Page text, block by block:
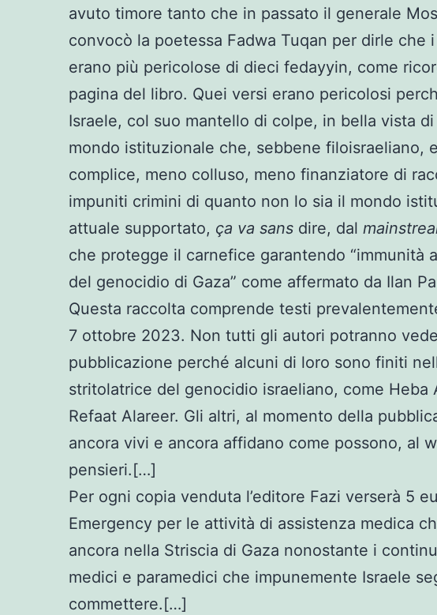
avuto timore tanto che in passato il generale
convocò la poetessa Fadwa Tuqan per dirle che
erano più pericolose di dieci fedayyin, come
pagina del libro. Quei versi erano pericolosi
Israele, col suo mantello di colpe, in bella vista
mondo istituzionale che, sebbene filoisraeliano,
complice, meno colluso, meno finanziatore di
impuniti crimini di quanto non lo sia il mondo
attuale supportato, ça va sans dire, dal
che protegge il carnefice garantendo “immunità
del genocidio di Gaza” come affermato da Ilan
Questa raccolta comprende testi
7 ottobre 2023. Non tutti gli autori potranno
pubblicazione perché alcuni di loro sono finiti
stritolatrice del genocidio israeliano, come Heba
Refaat Alareer. Gli altri, al momento della
ancora vivi e ancora affidano come possono, al
pensieri.[…]
Per ogni copia venduta l’editore Fazi verserà 5
Emergency per le attività di assistenza medica
ancora nella Striscia di Gaza nonostante i
medici e paramedici che impunemente Israele
commettere.[…]